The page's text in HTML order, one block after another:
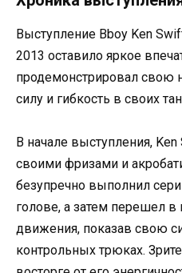
Выступление Bboy Ken
2013 оставило яркое
продемонстрировал свою
силу и гибкость в своих
В начале выступления,
своими фризами и
безупречно выполнил
голове, а затем перешел в
движения, показав свою
контрольных трюках.